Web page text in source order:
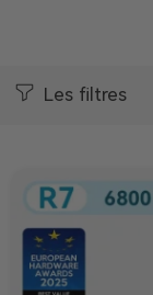
Les filtres